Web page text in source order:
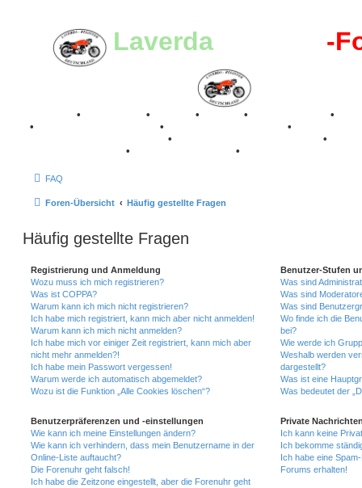
Laverda-Register -
• • • • •
•
•
•
•
•
• •
FAQ
Foren-Übersicht Häufig gestellte Fragen
Häufig gestellte Fragen
Registrierung und Anmeldung
Wozu muss ich mich registrieren?
Was ist COPPA?
Warum kann ich mich nicht registrieren?
Ich habe mich registriert, kann mich aber nicht anmelden!
Warum kann ich mich nicht anmelden?
Ich habe mich vor einiger Zeit registriert, kann mich aber
nicht mehr anmelden?!
Ich habe mein Passwort vergessen!
Warum werde ich automatisch abgemeldet?
Wozu ist die Funktion „Alle Cookies löschen“?
Benutzerpräferenzen und -einstellungen
Wie kann ich meine Einstellungen ändern?
Wie kann ich verhindern, dass mein Benutzername in der
Online-Liste auftaucht?
Die Forenuhr geht falsch!
Ich habe die Zeitzone eingestellt, aber die Forenuhr geht
Benutzer-Stufen
Was sind
Was sind
Was sind
Wo finde ich die
bei?
Wie werde ich
Weshalb werden
dargestellt?
Was ist eine
Was bedeutet der
Private
Ich kann keine
Ich bekomme
Ich habe eine
Forums erhalten!